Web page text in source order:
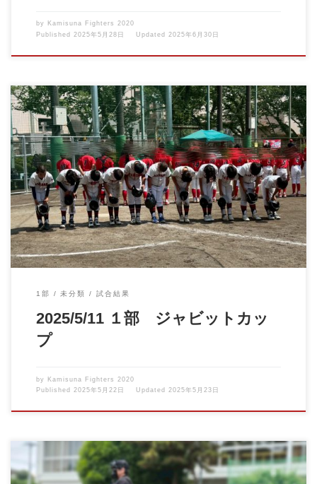
by Kamisuna Fighters 2020
Published
2025年5月28日 Updated 2025年6月30日
晴天の中、ジャビットカップが行われました。 暑い中一生懸命が
んばりましたが、力及 […]
1部 未分類 試合結果
2025/5/11 １部 ジャビットカッ
プ
by Kamisuna Fighters 2020
Published 2025年5月22日 Updated 2025年5月23日